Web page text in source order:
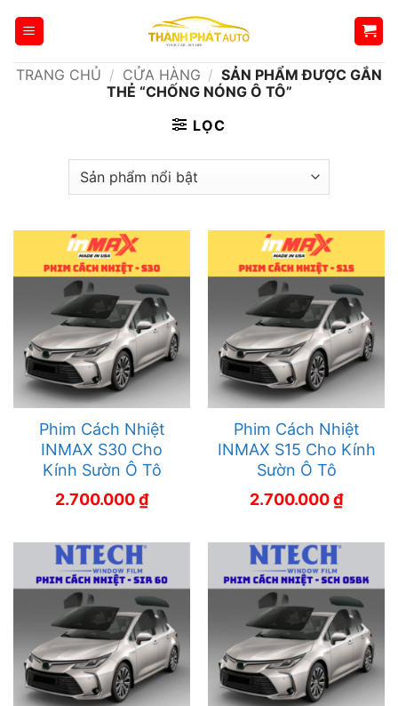
qua
dungTRANG CHỦ / CỬA HÀNG / SẢN PHẨM ĐƯỢC GẮN
THẺ “CHỐNG NÓNG Ô TÔ”
LỌC
Phim Cách Nhiệt
INMAX S30 Cho
Kính Sườn Ô Tô
2.700.000₫
Phim Cách Nhiệt
INMAX S15 Cho Kính
Sườn Ô Tô
2.700.000₫